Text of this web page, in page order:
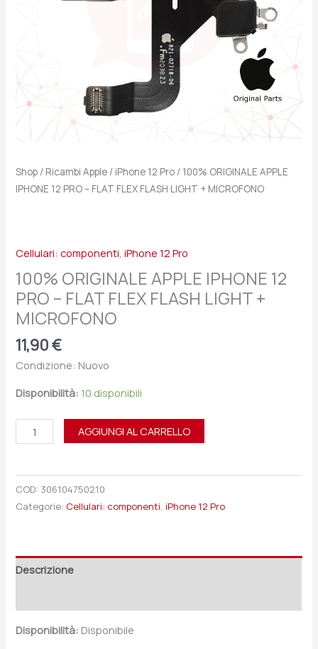
Shop / Ricambi Apple / iPhone 12 Pro / 100% ORIGINALE APPLE
IPHONE 12 PRO – FLAT FLEX FLASH LIGHT + MICROFONO
Cellulari: componenti,iPhone 12 Pro
100% ORIGINALE APPLE IPHONE 12
PRO – FLAT FLEX FLASH LIGHT +
MICROFONO
11,90€
Condizione: Nuovo
Disponibilità: 10 disponibili
quantità
AGGIUNGI AL CARRELLO
COD: 306104750210
Categorie: Cellulari: componenti,iPhone 12 Pro
Descrizione
Disponibilità: Disponibile